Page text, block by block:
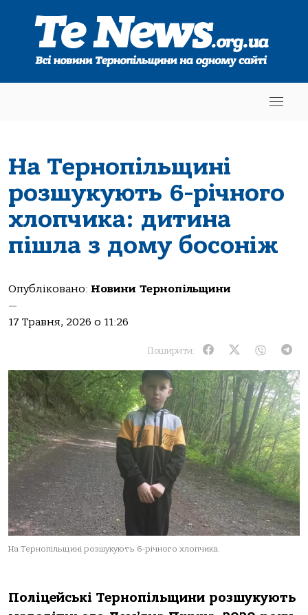
На Тернопільщині
розшукують 6-річного
хлопчика: дитина
пішла з дому босоніж
Опубліковано: Новини Тернопільщини
—
17 Травня, 2026 о 11:26
Поширити:
На Тернопільщині розшукують 6-річного хлопчика.
Поліцейські Тернопільщини розшукують